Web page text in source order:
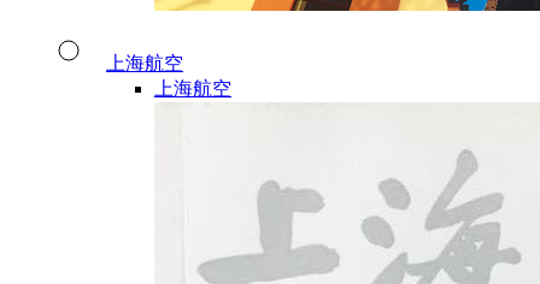
上海航空
上海航空